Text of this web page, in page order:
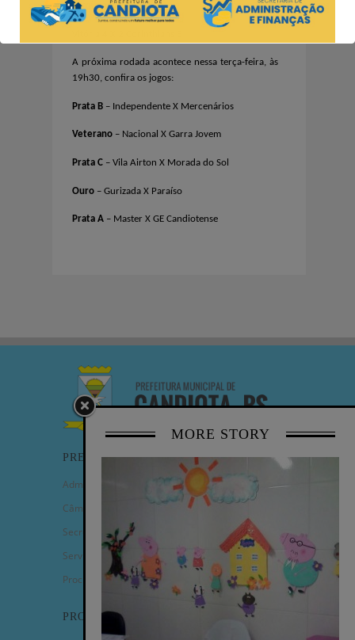
Feminino(2º jogo)
A próxima rodada acontece nessa terça-feira, às
19h30, confira os jogos:
Prata B – Independente X Mercenários
Veterano – Nacional X Garra Jovem
Prata C – Vila Airton X Morada do Sol
Ouro – Gurizada X Paraíso
Prata A – Master X GE Candiotense
MORE STORY
PREFEITURA
Administração Municipal
Câmara de Vereadores
Secretarias
Serviços
Procuradoria Geral
PROGRAMAS